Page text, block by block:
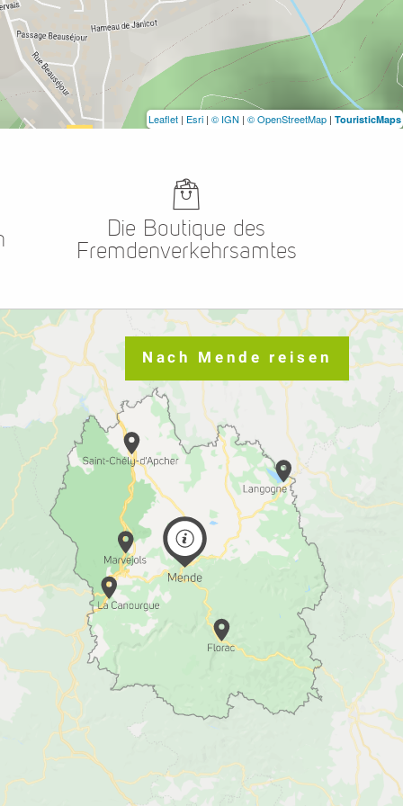
Leaflet | Esri | © IGN | © OpenStreetMap | TouristicMaps
Die Boutique des
Fremdenverkehrsamtes
Nach Mende reisen